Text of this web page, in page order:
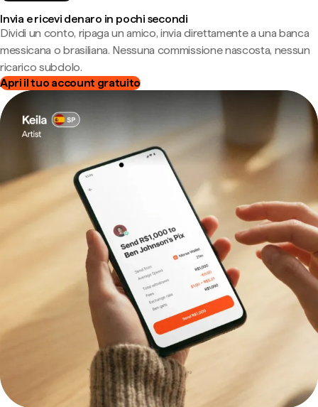
Invia e ricevi denaro in pochi secondi
Dividi un conto, ripaga un amico, invia direttamente a una banca
messicana o brasiliana. Nessuna commissione nascosta, nessun
ricarico subdolo.
Apri il tuo account gratuito